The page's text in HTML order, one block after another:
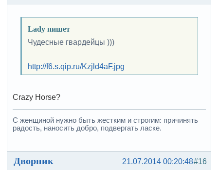
Lady пишет
Чудесные гвардейцы )))
http://f6.s.qip.ru/Kzjld4aF.jpg
Crazy Horse?
С женщиной нужно быть жестким и строгим: причинять
радость, наносить добро, подвергать ласке.
#16
21.07.2014 00:20:48
Дворник